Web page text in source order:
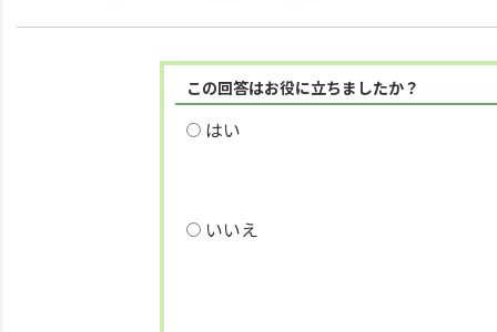
この回答はお役に立ちましたか？
はい
いいえ